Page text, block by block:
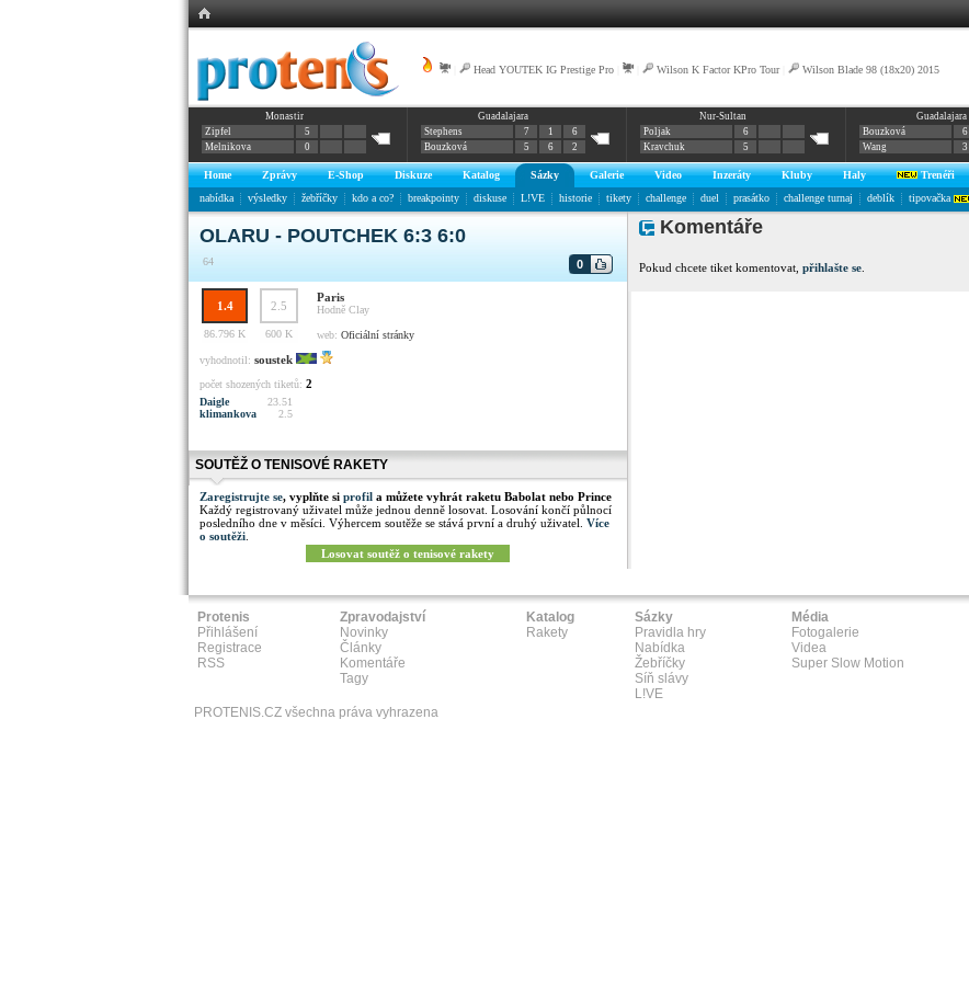
Head YOUTEK IG Prestige Pro Wilson K Factor KPro Tour| Wilson Blade 98 (18x20) 2015
Monastir
Zipfel
5
Melnikova
0
Guadalajara
Stephens
7 1
6
Bouzková
5 6 2
Nur-Sultan
Poljak
6
Kravchuk
5
Guadalajara
Bouzková
6
Wang
3
Home Zprávy E-Shop Diskuze Katalog Sázky Galerie Video Inzeráty Kluby Haly
Trenéři
nabídka
výsledky žebříčky kdo a co? breakpointy diskuse L!VE historie tikety challenge duel prasátko challenge turnaj deblík tipovačka
OLARU - POUTCHEK 6:3 6:0
64 0
1.4 2.5
Paris
Hodně Clay
86.796 K
600 K web: Oficiální stránky
vyhodnotil: soustek
počet shozených tiketů: 2
Daigle
23.51
klimankova
2.5
SOUTĚŽ O TENISOVÉ RAKETY
Zaregistrujte se, vyplňte si profil a můžete vyhrát raketu Babolat nebo Prince
Každý registrovaný uživatel může jednou denně losovat. Losování končí půlnocí
posledního dne v měsíci. Výhercem soutěže se stává první a druhý uživatel. Více
o soutěži
Losovat soutěž o tenisové rakety
Komentáře
Pokud chcete tiket komentovat, přihlašte se
Protenis
Přihlášení
Registrace
RSS
Zpravodajství
Novinky
Články
Komentáře
Tagy
Katalog
Rakety
Sázky
Pravidla hry
Nabídka
Žebříčky
Síň slávy
L!VE
Média
Fotogalerie
Videa
Super Slow Motion
PROTENIS.CZ všechna práva vyhrazena